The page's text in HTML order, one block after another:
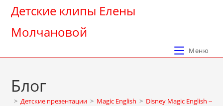
Перейти
содержимому
Детские клипы Елены
Молчановой
Меню
Блог
> Детские презентации > Magic English > Disney Magic English —